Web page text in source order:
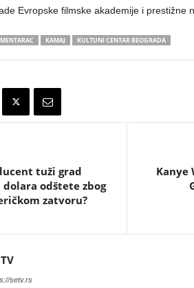
Evropske filmske akademije i prestižne
KAMAJ KULTUNI CENTAR BEOGRADA
tuži grad
odštete zbog
zatvoru?
Kanye
setv.rs